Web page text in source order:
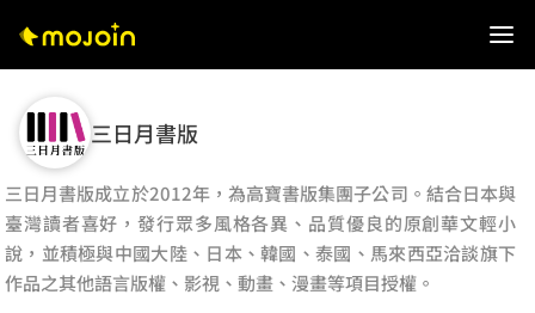
三日月書版
三日月書版成立於2012年，為高寶書版集團子公司。結合日本與
臺灣讀者喜好，發行眾多風格各異、品質優良的原創華文輕小
說，並積極與中國大陸、日本、韓國、泰國、馬來西亞洽談旗下
作品之其他語言版權、影視、動畫、漫畫等項目授權。